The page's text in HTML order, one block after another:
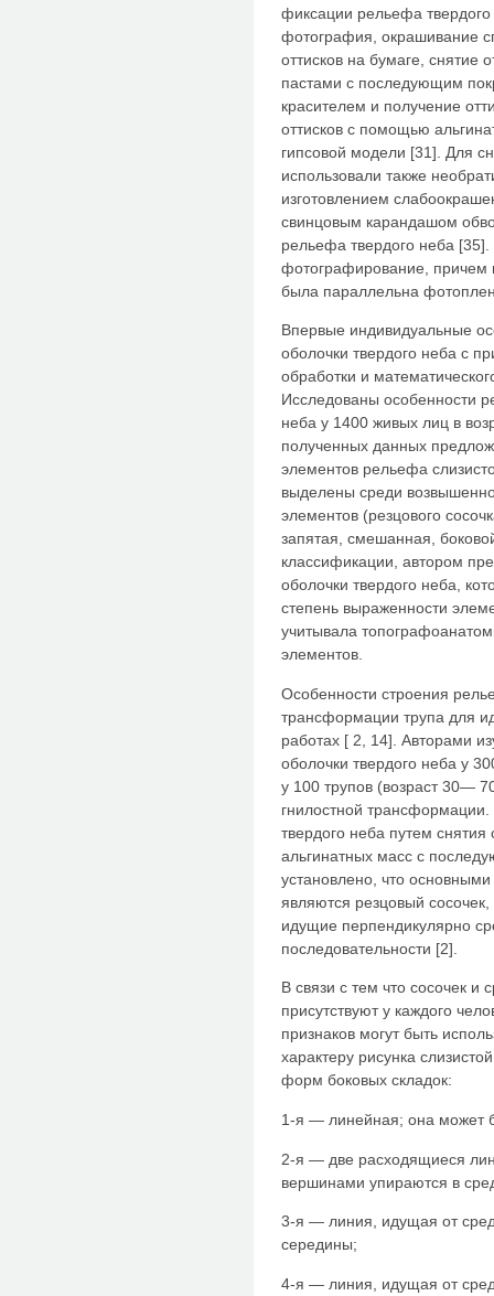
фиксации рельефа
фотография, окрашивание
оттисков на бумаге, снятие
пастами с последующим
красителем и получение
оттисков с помощью
гипсовой модели [31]. Для
использовали также
изготовлением
свинцовым карандашом
рельефа твердого неба
фотографирование, причем
была параллельна
Впервые индивидуальные
оболочки твердого неба с
обработки и
Исследованы особенности
неба у 1400 живых лиц в
полученных данных
элементов рельефа
выделены среди
элементов (резцового
запятая, смешанная,
классификации, автором
оболочки твердого неба,
степень выраженности
учитывала
элементов.
Особенности строения
трансформации трупа для
работах [ 2, 14]. Авторами
оболочки твердого неба у
у 100 трупов (возраст 30—
гнилостной
твердого неба путем
альгинатных масс с
установлено, что
являются резцовый
идущие перпендикулярно
последовательности [2].
В связи с тем что сосочек
присутствуют у каждого
признаков могут быть
характеру рисунка
форм боковых складок:
1-я — линейная; она может
2-я — две расходящиеся
вершинами упираются в
3-я — линия, идущая от
середины;
4-я — линия, идущая от